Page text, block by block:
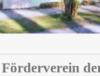
Förderverein